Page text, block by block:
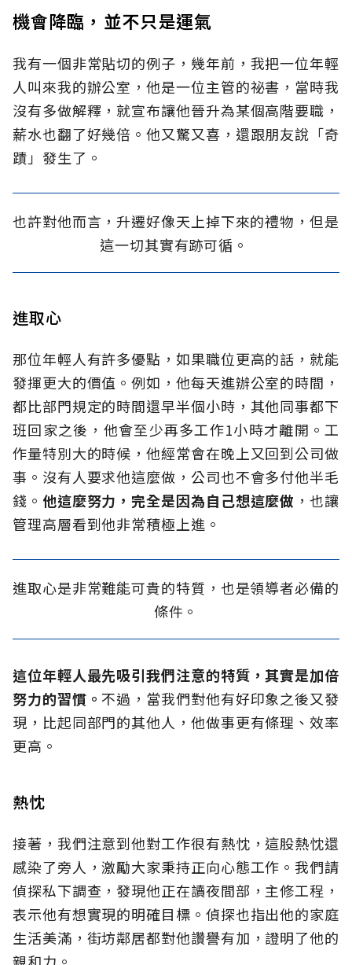
機會降臨，並不只是運氣
我有一個非常貼切的例子，幾年前，我把一位年輕
人叫來我的辦公室，他是一位主管的祕書，當時我
沒有多做解釋，就宣布讓他晉升為某個高階要職，
薪水也翻了好幾倍。他又驚又喜，還跟朋友說「奇
蹟」發生了。
也許對他而言，升遷好像天上掉下來的禮物，但是
這一切其實有跡可循。
進取心
那位年輕人有許多優點，如果職位更高的話，就能
發揮更大的價值。例如，他每天進辦公室的時間，
都比部門規定的時間還早半個小時，其他同事都下
班回家之後，他會至少再多工作1小時才離開。工
作量特別大的時候，他經常會在晚上又回到公司做
事。沒有人要求他這麼做，公司也不會多付他半毛
錢。 他這麼努力，完全是因為自己想這麼做 ，也讓
管理高層看到他非常積極上進。
進取心是非常難能可貴的特質，也是領導者必備的
條件。
這位年輕人最先吸引我們注意的特質，其實是加倍
努力的習慣。不過，當我們對他有好印象之後又發
現，比起同部門的其他人，他做事更有條理、效率
更高。
熱忱
接著，我們注意到他對工作很有熱忱，這股熱忱還
感染了旁人，激勵大家秉持正向心態工作。我們請
偵探私下調查，發現他正在讀夜間部，主修工程，
表示他有想實現的明確目標。偵探也指出他的家庭
生活美滿，街坊鄰居都對他讚譽有加，證明了他的